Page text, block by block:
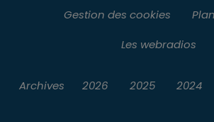
Gestion des cookies
Les webradios
Archives 2026 2025 2024